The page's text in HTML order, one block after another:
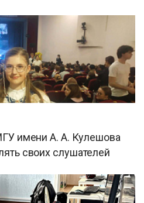
имени А. А. Кулешова
своих слушателей